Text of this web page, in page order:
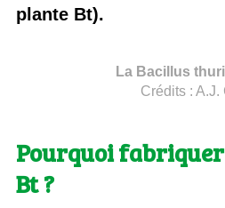
plante Bt).
La Bacillus
Crédits : A.J.
Pourquoi
Bt ?